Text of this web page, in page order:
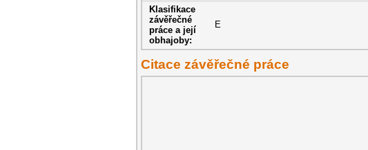
Klasifikace
závěřečné
práce a její
obhajoby:
E
Citace závěřečné práce